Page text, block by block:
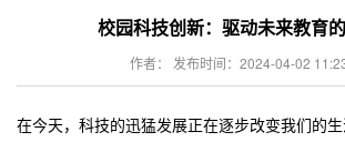
校园科技创新：驱动未来教育
作者： 发布时间：2024-04-02
在今天，科技的迅猛发展正在逐步改变我们的